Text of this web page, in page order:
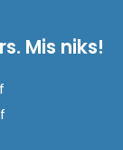
Mis niks!